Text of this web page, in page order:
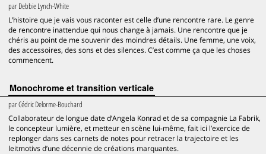
parDebbie Lynch-White
L’histoire que je vais vous raconter est celle d’une rencontre rare. Le genre
de rencontre inattendue qui nous change à jamais. Une rencontre que je
chéris au point de me souvenir des moindres détails. Une femme, une voix,
des accessoires, des sons et des silences. C’est comme ça que les choses
commencent.
Monochrome et transition verticale
parCédric Delorme-Bouchard
Collaborateur de longue date d’Angela Konrad et de sa compagnie La Fabrik,
le concepteur lumière, et metteur en scène lui-même, fait ici l’exercice de
replonger dans ses carnets de notes pour retracer la trajectoire et les
leitmotivs d’une décennie de créations marquantes.